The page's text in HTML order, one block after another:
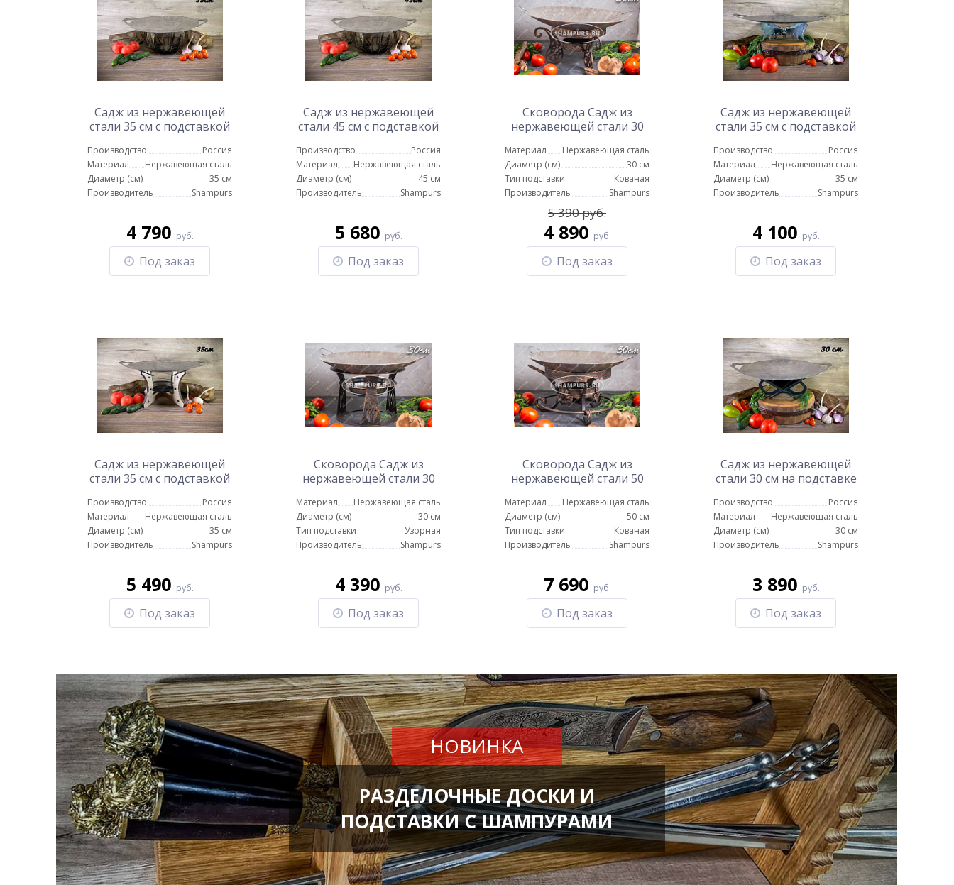
Садж из нержавеющей
стали 35 см с подставкой
Производство
Россия
Материал
Нержавеющая сталь
Диаметр (см)
35 см
Производитель
Shampurs
4 790 руб.
Под заказ
Садж из нержавеющей
стали 45 см с подставкой
Производство
Россия
Материал
Нержавеющая сталь
Диаметр (см)
45 см
Производитель
Shampurs
5 680 руб.
Под заказ
Сковорода Садж из
нержавеющей стали 30
Турецкая
Материал
Нержавеющая сталь
Диаметр (см)
30 см
Тип подставки
Кованая
Производитель
Shampurs
5 390 руб.
4 890 руб.
Под заказ
Садж из нержавеющей
стали 35 см с подставкой
Производство
Россия
Материал
Нержавеющая сталь
Диаметр (см)
35 см
Производитель
Shampurs
4 100 руб.
Под заказ
Садж из нержавеющей
стали 35 см с подставкой
Производство
Россия
Материал
Нержавеющая сталь
Диаметр (см)
35 см
Производитель
Shampurs
5 490 руб.
Под заказ
Сковорода Садж из
нержавеющей стали 30
Материал
Нержавеющая сталь
Диаметр (см)
30 см
Тип подставки
Узорная
Производитель
Shampurs
4 390 руб.
Под заказ
Сковорода Садж из
нержавеющей стали 50
Кебаб
Материал
Нержавеющая сталь
Диаметр (см)
50 см
Тип подставки
Кованая
Производитель
Shampurs
7 690 руб.
Под заказ
Садж из нержавеющей
стали 30 см на подставке
Производство
Россия
Материал
Нержавеющая сталь
Диаметр (см)
30 см
Производитель
Shampurs
3 890 руб.
Под заказ
НОВИНКА
РАЗДЕЛОЧНЫЕ ДОСКИ И
ПОДСТАВКИ С ШАМПУРАМИ